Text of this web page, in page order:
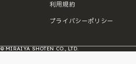
利用規約
プライバシーポリシー
© MIRAIYA SHOTEN CO., LTD.